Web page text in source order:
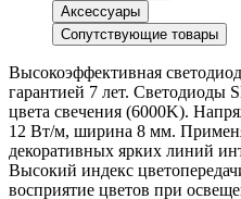
Аксессуары
Сопутствующие товары
Высокоэффективная
гарантией 7 лет. Светодиоды
цвета свечения (6000K).
12 Вт/м, ширина 8 мм.
декоративных ярких линий
Высокий индекс
восприятие цветов при